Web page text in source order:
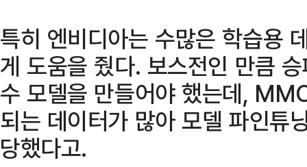
특히 엔비디아는 수많은 학습용
게 도움을 줬다. 보스전인 만큼
수 모델을 만들어야 했는데,
되는 데이터가 많아 모델 파인튜
당했다고.